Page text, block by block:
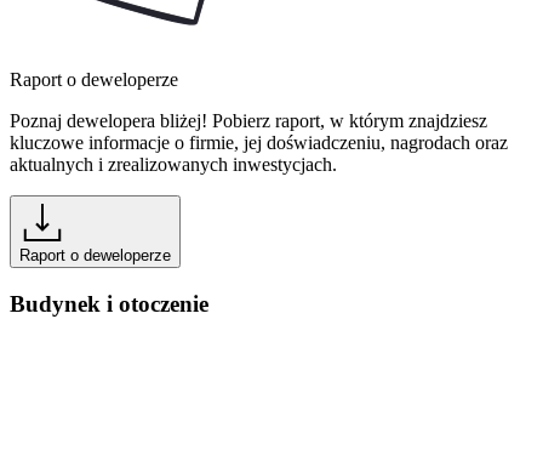
Raport o deweloperze
Poznaj dewelopera bliżej! Pobierz raport, w którym znajdziesz
kluczowe informacje o firmie, jej doświadczeniu, nagrodach oraz
aktualnych i zrealizowanych inwestycjach.
Raport o deweloperze
Budynek i otoczenie